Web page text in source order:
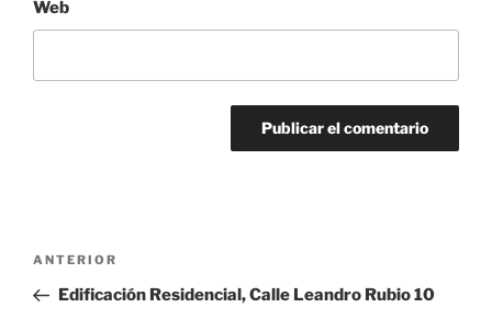
Web
Navegación
entradas
Entrada
anterior:
ANTERIOR
Edificación Residencial, Calle Leandro Rubio 10